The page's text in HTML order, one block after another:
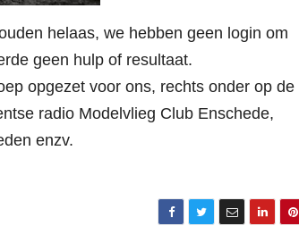
helaas, we hebben geen login om
geen hulp of resultaat.
opgezet voor ons, rechts onder op de
radio Modelvlieg Club Enschede,
enzv.